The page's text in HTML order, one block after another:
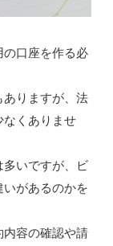
口座を作る必
りますが、法
なくありませ
いですが、ビ
があるのかを
容の確認や請